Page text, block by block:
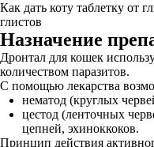
Как дать коту таблетку от
глистов
Назначение
Дронтал для кошек
количеством паразитов.
С помощью лекарства
нематод (круглых
цестод (ленточных
цепней, эхиноккоков.
Принцип действия